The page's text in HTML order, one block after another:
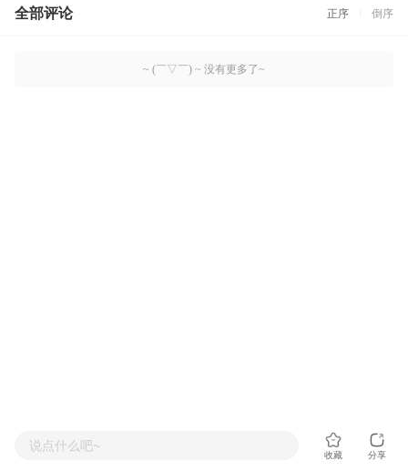
全部评论 正序 倒序
~ (￣▽￣) ~ 没有更多了~
说点什么吧~
收藏 分享